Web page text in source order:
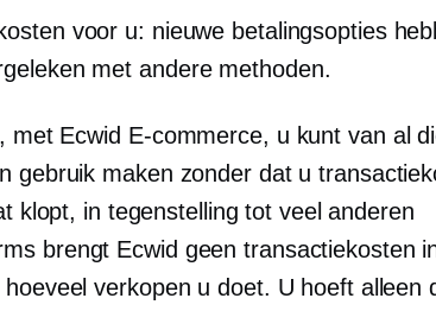
voor u: nieuwe betalingsopties
met andere methoden.
met Ecwid E-commerce, u kunt van al
gebruik maken zonder dat u
klopt, in tegenstelling tot veel anderen
brengt Ecwid geen transactiekosten
verkopen u doet. U hoeft alleen